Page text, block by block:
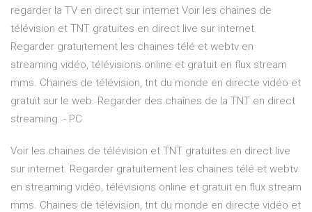
regarder la TV en direct sur internet Voir les chaines de
télévision et TNT gratuites en direct live sur internet.
Regarder gratuitement les chaines télé et webtv en
streaming vidéo, télévisions online et gratuit en flux stream
mms. Chaines de télévision, tnt du monde en directe vidéo et
gratuit sur le web. Regarder des chaînes de la TNT en direct
streaming. - PC
Voir les chaines de télévision et TNT gratuites en direct live
sur internet. Regarder gratuitement les chaines télé et webtv
en streaming vidéo, télévisions online et gratuit en flux stream
mms. Chaines de télévision, tnt du monde en directe vidéo et